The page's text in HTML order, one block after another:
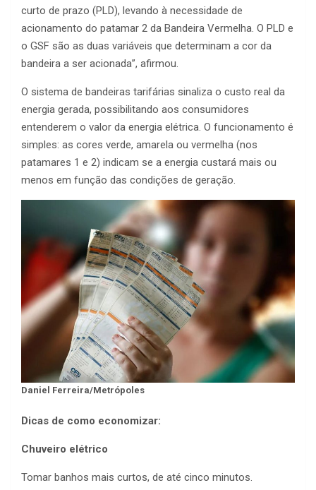
curto de prazo (PLD), levando à necessidade de
acionamento do patamar 2 da Bandeira Vermelha. O PLD e
o GSF são as duas variáveis que determinam a cor da
bandeira a ser acionada”, afirmou.
O sistema de bandeiras tarifárias sinaliza o custo real da
energia gerada, possibilitando aos consumidores
entenderem o valor da energia elétrica. O funcionamento é
simples: as cores verde, amarela ou vermelha (nos
patamares 1 e 2) indicam se a energia custará mais ou
menos em função das condições de geração.
Daniel Ferreira/Metrópoles
Dicas de como economizar:
Chuveiro elétrico
Tomar banhos mais curtos, de até cinco minutos.